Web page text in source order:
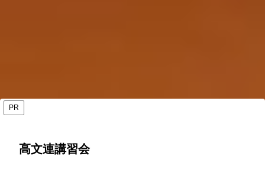
PR
高文連講習会